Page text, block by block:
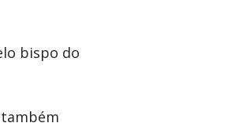
bispo do